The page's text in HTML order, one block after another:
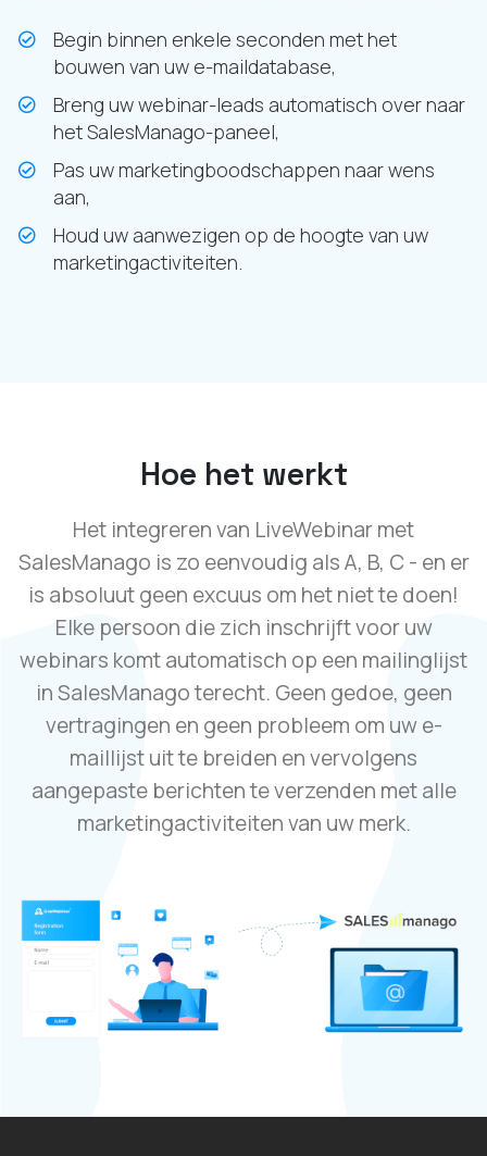
Begin binnen enkele seconden met het
bouwen van uw e-maildatabase,
Breng uw webinar-leads automatisch over naar
het SalesManago-paneel,
Pas uw marketingboodschappen naar wens
aan,
Houd uw aanwezigen op de hoogte van uw
marketingactiviteiten.
Hoe het werkt
Het integreren van LiveWebinar met
SalesManago is zo eenvoudig als A, B, C - en er
is absoluut geen excuus om het niet te doen!
Elke persoon die zich inschrijft voor uw
webinars komt automatisch op een mailinglijst
in SalesManago terecht. Geen gedoe, geen
vertragingen en geen probleem om uw e-
maillijst uit te breiden en vervolgens
aangepaste berichten te verzenden met alle
marketingactiviteiten van uw merk.